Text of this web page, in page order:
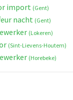
import (Gent)
nacht (Gent)
(Lokeren)
(Sint-Lievens-Houtem)
(Horebeke)